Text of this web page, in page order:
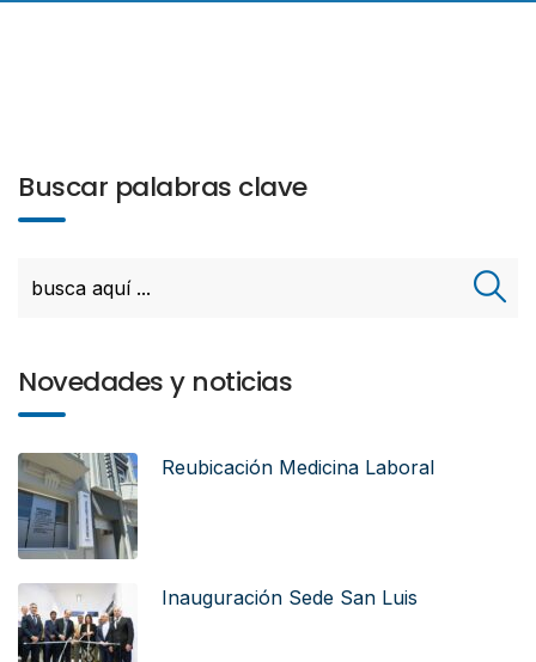
Buscar palabras clave
Novedades y noticias
Reubicación Medicina Laboral
Inauguración Sede San Luis